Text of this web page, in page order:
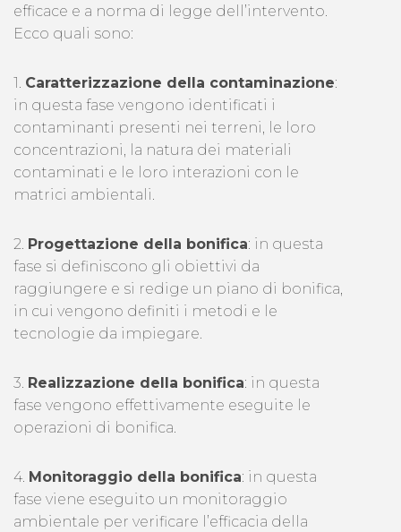
efficace e a norma di legge dell’intervento.
Ecco quali sono:
1. Caratterizzazione della contaminazione:
in questa fase vengono identificati i
contaminanti presenti nei terreni, le loro
concentrazioni, la natura dei materiali
contaminati e le loro interazioni con le
matrici ambientali.
2. Progettazione della bonifica: in questa
fase si definiscono gli obiettivi da
raggiungere e si redige un piano di bonifica,
in cui vengono definiti i metodi e le
tecnologie da impiegare.
3. Realizzazione della bonifica: in questa
fase vengono effettivamente eseguite le
operazioni di bonifica.
4. Monitoraggio della bonifica: in questa
fase viene eseguito un monitoraggio
ambientale per verificare l’efficacia della